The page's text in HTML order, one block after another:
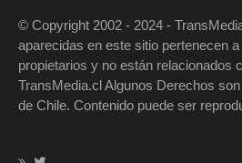
© Copyright 2002 - 2024 -
aparecidas en este sitio pertenecen
propietarios y no están relacionados
TransMedia.cl Algunos Derechos
de Chile. Contenido puede ser